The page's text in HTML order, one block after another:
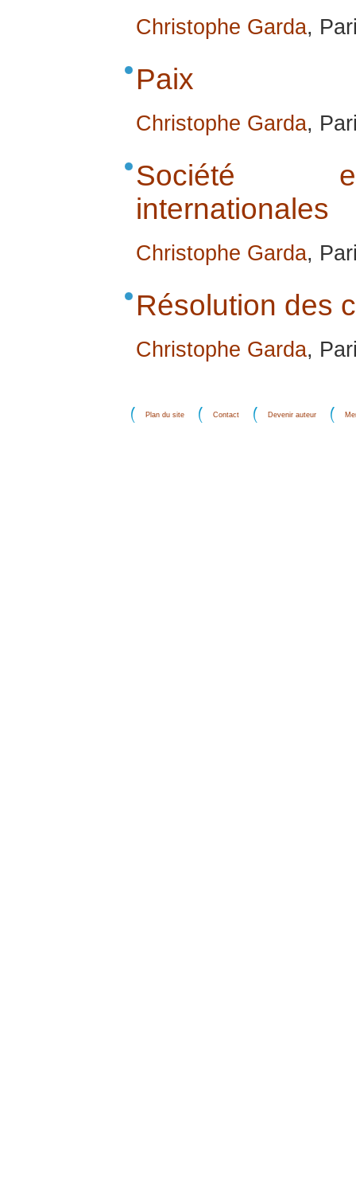
Christophe Garda,
Paix
Christophe Garda,
Société
internationales
Christophe Garda,
Résolution des
Christophe Garda,
Plan du site Contact Devenir auteur